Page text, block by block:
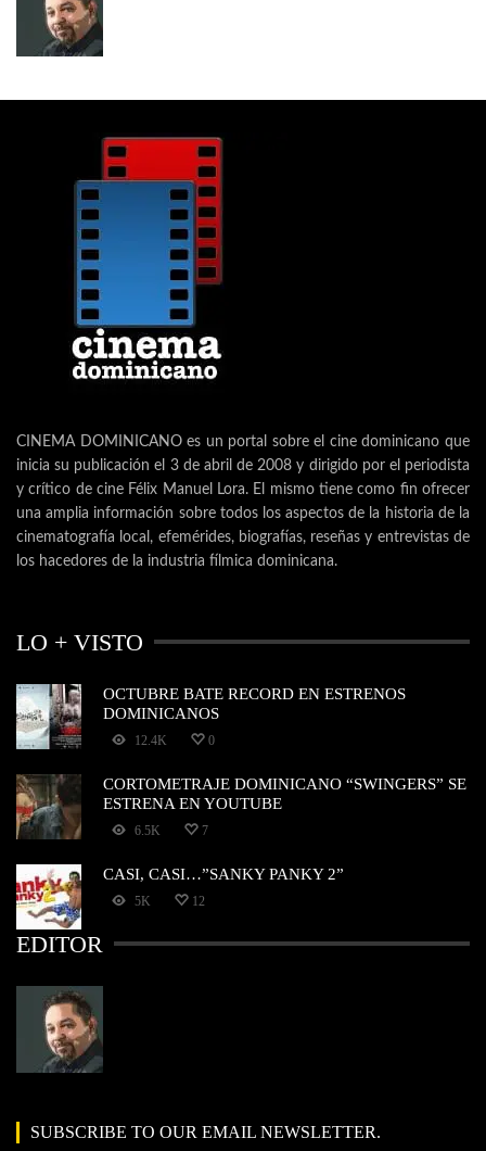
CINEMA DOMINICANO es un portal sobre el cine dominicano que
inicia su publicación el 3 de abril de 2008 y dirigido por el periodista
y crítico de cine Félix Manuel Lora. El mismo tiene como fin ofrecer
una amplia información sobre todos los aspectos de la historia de la
cinematografía local, efemérides, biografías, reseñas y entrevistas de
los hacedores de la industria fílmica dominicana.
LO + VISTO
OCTUBRE BATE RECORD EN ESTRENOS
DOMINICANOS
12.4K 0
CORTOMETRAJE DOMINICANO “SWINGERS” SE
ESTRENA EN YOUTUBE
6.5K 7
CASI, CASI…”SANKY PANKY 2”
5K 12
EDITOR
SUBSCRIBE TO OUR EMAIL NEWSLETTER.